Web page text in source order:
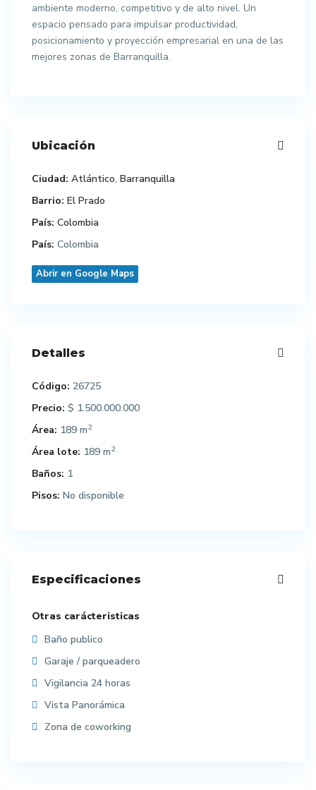
ambiente moderno, competitivo y de alto nivel. Un
espacio pensado para impulsar productividad,
posicionamiento y proyección empresarial en una de las
mejores zonas de Barranquilla.
Ubicación
Ciudad: Atlántico, Barranquilla
Barrio: El Prado
País: Colombia
País: Colombia
Abrir en Google Maps
Detalles
Código: 26725
Precio: $ 1.500.000.000
Área: 189 m2
Área lote: 189 m2
Baños: 1
Pisos: No disponible
Especificaciones
Otras carácteristicas
Baño publico
Garaje / parqueadero
Vigilancia 24 horas
Vista Panorámica
Zona de coworking